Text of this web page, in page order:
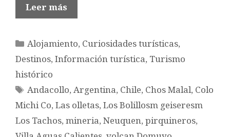
Leer más
Categorías
Alojamiento, Curiosidades turísticas,
Destinos, Información turística, Turismo
histórico
Etiquetas
Andacollo, Argentina, Chile, Chos Malal, Colo
Michi Co, Las olletas, Los Bolillosm geiseresm
Los Tachos, mineria, Neuquen, pirquineros,